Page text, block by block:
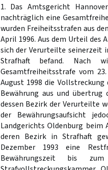
1. Das Amtsgericht
nachträglich eine
wurden Freiheitsstrafen aus
April 1996. Aus dem Urteil des
sich der Verurteilte seinerzeit
Strafhaft befand. Nach
Gesamtfreiheitsstrafe vom
August 1998 die
Bewährung aus und übertrug
dessen Bezirk der Verurteilte
der Bewährungsaufsicht
Landgerichts Oldenburg
deren Bezirk in Strafhaft
Dezember 1993 eine
Bewährungszeit bis